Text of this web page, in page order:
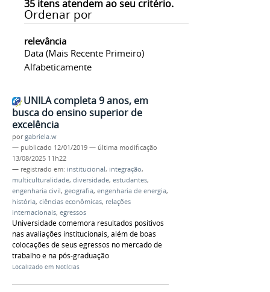
35 itens atendem ao seu critério.
Ordenar por
relevância
Data (mais Recente Primeiro)
Alfabeticamente
UNILA completa 9 anos, em
busca do ensino superior de
excelência
porgabriela.w
— publicado 12/01/2019 — última modificação
13/08/2025 11h22
— registrado em: institucional, integração,
multiculturalidade, diversidade, estudantes,
engenharia civil, geografia, engenharia de energia,
história, ciências econômicas, relações
internacionais, egressos
Universidade comemora resultados positivos
nas avaliações institucionais, além de boas
colocações de seus egressos no mercado de
trabalho e na pós-graduação
Localizado em Notícias